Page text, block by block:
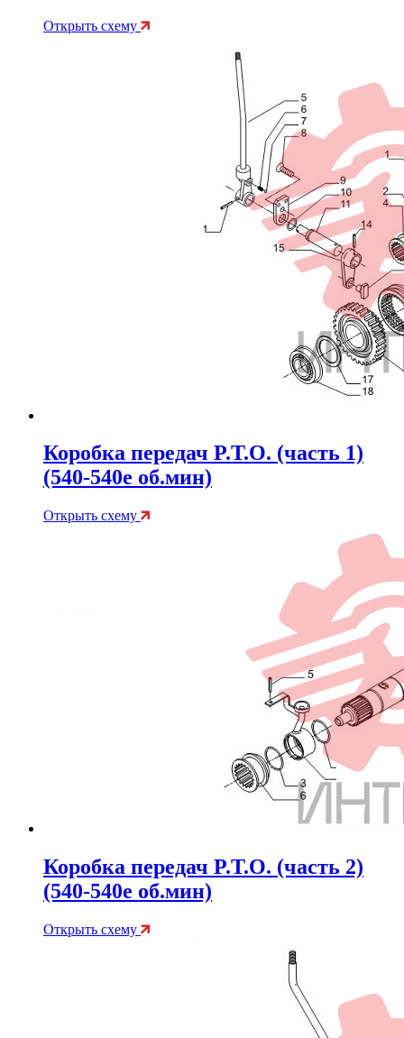
Открыть схему
Коробка передач P.T.O. (часть 1)
(540-540e об.мин)
Открыть схему
Коробка передач P.T.O. (часть 2)
(540-540e об.мин)
Открыть схему